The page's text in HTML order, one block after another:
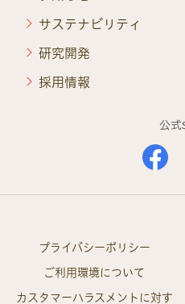
サステナビリティ
研究開発
採用情報
公式
プライバシーポリシー
ご利用環境について
カスタマーハラスメントに対す